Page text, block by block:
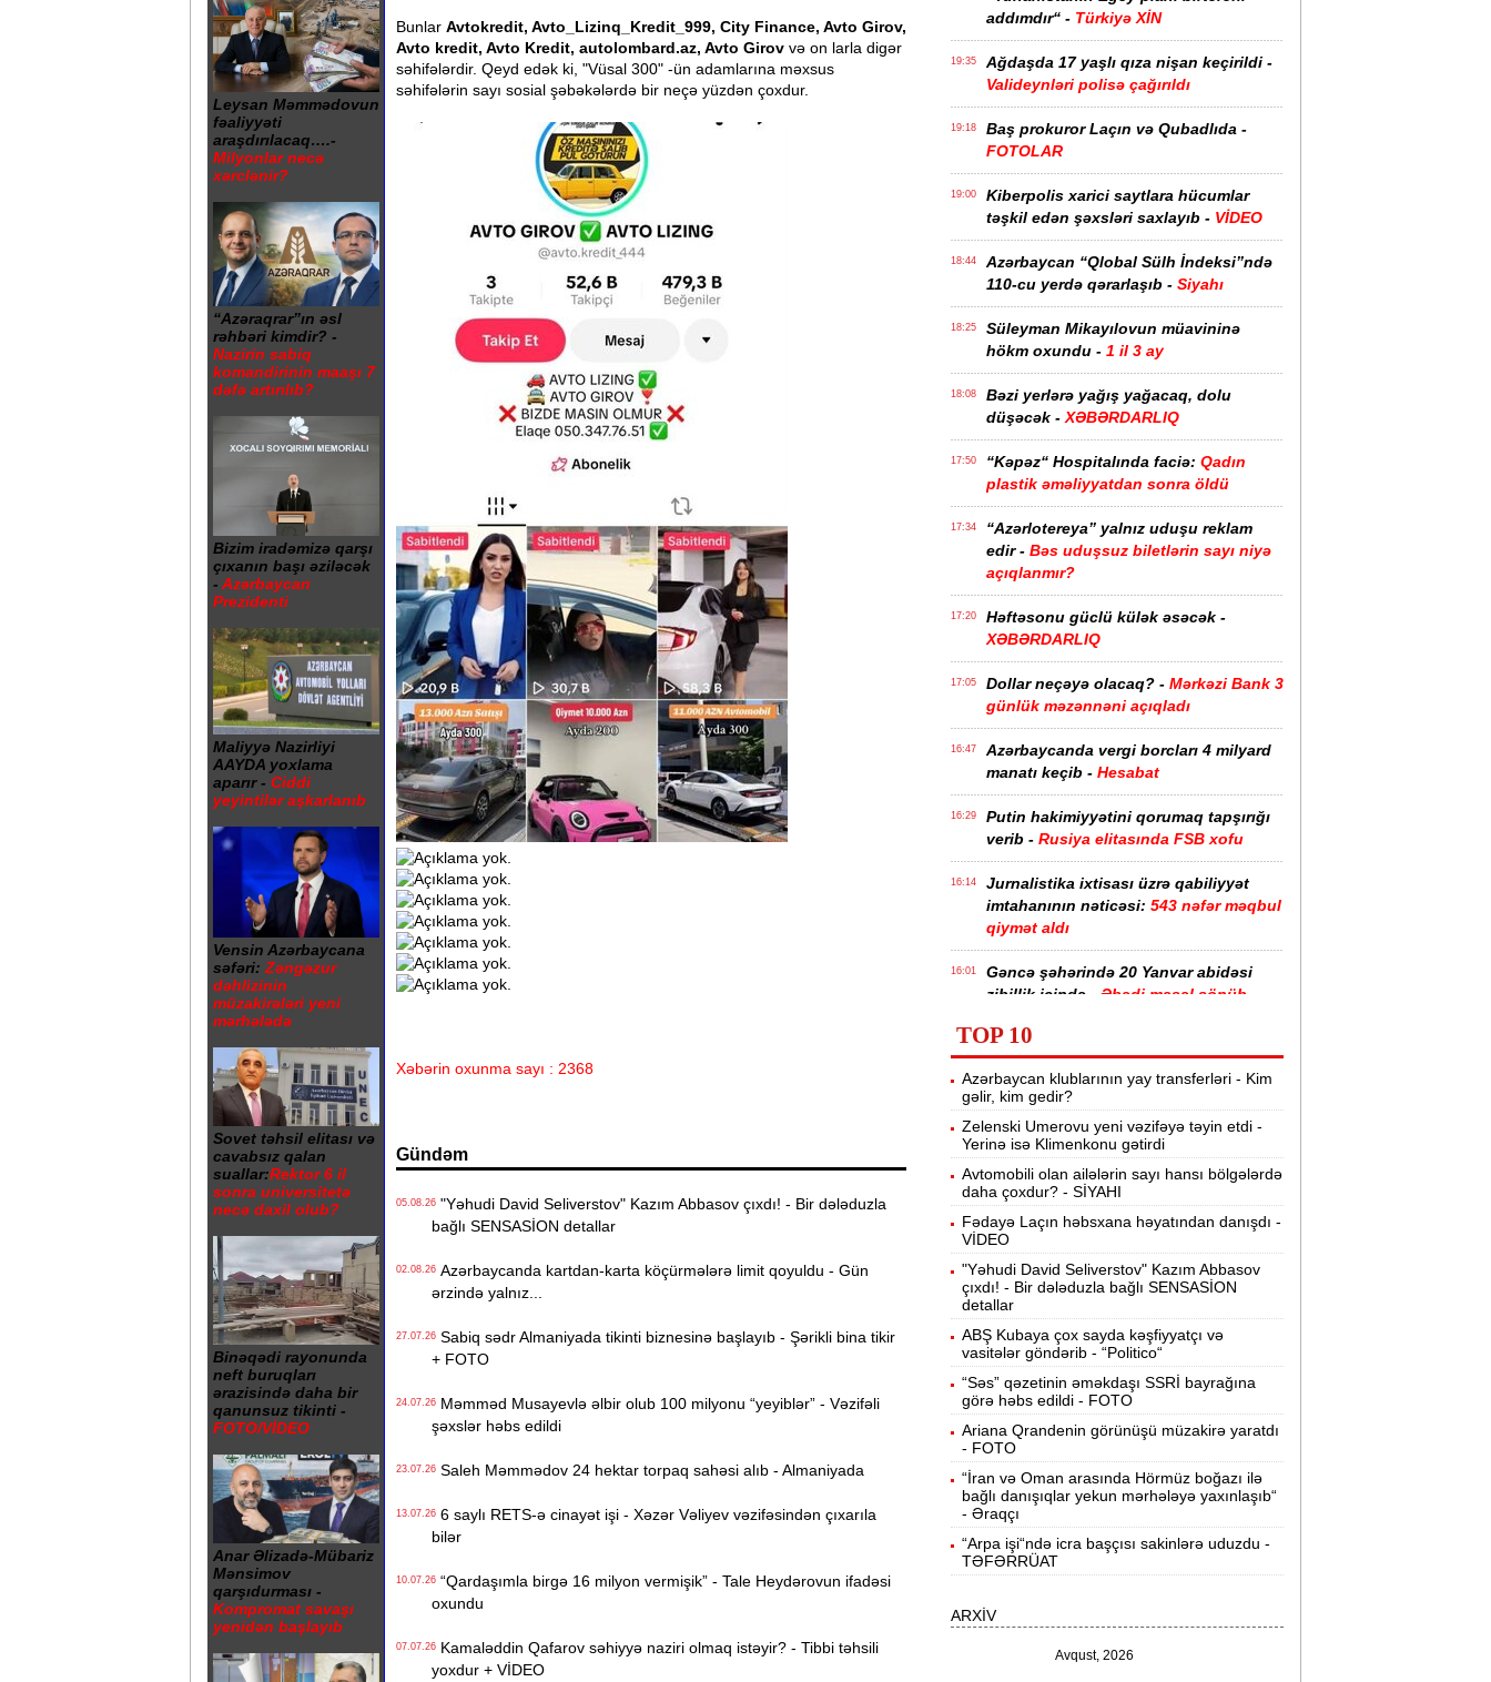
Leysan Məmmədovun
fəaliyyəti
araşdırılacaq….-
Milyonlar necə
xərclənir?
“Azəraqrar”ın əsl
rəhbəri kimdir? -
Nazirin sabiq
komandirinin maaşı 7
dəfə artırılıb?
Bizim iradəmizə qarşı
çıxanın başı əziləcək
- Azərbaycan
Prezidenti
Maliyyə Nazirliyi
AAYDA yoxlama
aparır - Ciddi
yeyintilər aşkarlanıb
Vensin Azərbaycana
səfəri: Zəngəzur
dəhlizinin
müzakirələri yeni
mərhələdə
Sovet təhsil elitası və
cavabsız qalan
suallar:Rektor 6 il
sonra universitetə
necə daxil olub?
Binəqədi rayonunda
neft buruqları
ərazisində daha bir
qanunsuz tikinti -
FOTO/VİDEO
Anar Əlizadə-Mübariz
Mənsimov
qarşıdurması -
Kompromat savaşı
yenidən başlayıb
Bunlar Avtokredit, Avto_Lizinq_Kredit_999, City Finance, Avto Girov,
Avto kredit, Avto Kredit, autolombard.az, Avto Girov və on larla digər
səhifələrdir. Qeyd edək ki, "Vüsal 300" -ün adamlarına məxsus
səhifələrin sayı sosial şəbəkələrdə bir neçə yüzdən çoxdur.
Xəbərin oxunma sayı : 2368
Gündəm
05.08.26"Yəhudi David Seliverstov" Kazım Abbasov çıxdı! - Bir dələduzla
bağlı SENSASİON detallar
02.08.26Azərbaycanda kartdan-karta köçürmələrə limit qoyuldu - Gün
ərzində yalnız...
27.07.26Sabiq sədr Almaniyada tikinti biznesinə başlayıb - Şərikli bina tikir
+ FOTO
24.07.26Məmməd Musayevlə əlbir olub 100 milyonu “yeyiblər” - Vəzifəli
şəxslər həbs edildi
23.07.26Saleh Məmmədov 24 hektar torpaq sahəsi alıb - Almaniyada
13.07.266 saylı RETS-ə cinayət işi - Xəzər Vəliyev vəzifəsindən çıxarıla
bilər
10.07.26“Qardaşımla birgə 16 milyon vermişik” - Tale Heydərovun ifadəsi
oxundu
07.07.26Kamaləddin Qafarov səhiyyə naziri olmaq istəyir? - Tibbi təhsili
yoxdur + VİDEO
addımdır“ - Türkiyə XİN
19:35
Ağdaşda 17 yaşlı qıza nişan keçirildi -
Valideynləri polisə çağırıldı
19:18
Baş prokuror Laçın və Qubadlıda -
FOTOLAR
19:00
Kiberpolis xarici saytlara hücumlar
təşkil edən şəxsləri saxlayıb - VİDEO
18:44
Azərbaycan “Qlobal Sülh İndeksi”ndə
110-cu yerdə qərarlaşıb - Siyahı
18:25
Süleyman Mikayılovun müavininə
hökm oxundu - 1 il 3 ay
18:08
Bəzi yerlərə yağış yağacaq, dolu
düşəcək - XƏBƏRDARLIQ
17:50 “Kəpəz“ Hospitalında faciə: Qadın
plastik əməliyyatdan sonra öldü
17:34
“Azərlotereya” yalnız uduşu reklam
edir - Bəs uduşsuz biletlərin sayı niyə
açıqlanmır?
17:20
Həftəsonu güclü külək əsəcək -
XƏBƏRDARLIQ
17:05 Dollar neçəyə olacaq? - Mərkəzi Bank 3
günlük məzənnəni açıqladı
16:47
Azərbaycanda vergi borcları 4 milyard
manatı keçib - Hesabat
16:29
Putin hakimiyyətini qorumaq tapşırığı
verib - Rusiya elitasında FSB xofu
16:14
Jurnalistika ixtisası üzrə qabiliyyət
imtahanının nəticəsi: 543 nəfər məqbul
qiymət aldı
16:01
Gəncə şəhərində 20 Yanvar abidəsi
zibillik içində - Əbədi məşəl sönüb
15:45
Pakistan, Səudiyyə Ərəbistanı və
Türkiyə saziş imzalayıb -Birgə müdafiə
haqqında
15:28
“Tarqovı”dakı yanğın məhdudlaşdırıldı
-VİDEOLAR
15:13
Velosipedlər Azərbaycana hansı
ölkələrdən və neçəyə gətirilib -
Pərvin Abıyeva son görünüşü diqqət
çəkdi -
14:43
Bakıda 70 min manatlıq naqil
oğurlayan şəxs tutuldu -VİDEO
14:26
Samir Şərifova yeni vəzifə verildi -
Prezident Sərəncam imzaladı
14:11 Tovuzda qadın qətlə yetirildi -Şübhəli
qardaşı oğludur
13:56 39 dərəcə isti olacaq -Sabaha olan
hava proqnozu
13:40
Prezident bu səfirlərin yerini dəyişdi -
TOP 10
Azərbaycan klublarının yay transferləri - Kim
gəlir, kim gedir?
Zelenski Umerovu yeni vəzifəyə təyin etdi -
Yerinə isə Klimenkonu gətirdi
Avtomobili olan ailələrin sayı hansı bölgələrdə
daha çoxdur? - SİYAHI
Fədayə Laçın həbsxana həyatından danışdı -
VİDEO
"Yəhudi David Seliverstov" Kazım Abbasov
çıxdı! - Bir dələduzla bağlı SENSASİON
detallar
ABŞ Kubaya çox sayda kəşfiyyatçı və
vasitələr göndərib - “Politico“
“Səs” qəzetinin əməkdaşı SSRİ bayrağına
görə həbs edildi - FOTO
Ariana Qrandenin görünüşü müzakirə yaratdı
- FOTO
“İran və Oman arasında Hörmüz boğazı ilə
bağlı danışıqlar yekun mərhələyə yaxınlaşıb“
- Əraqçı
“Arpa işi“ndə icra başçısı sakinlərə uduzdu -
TƏFƏRRÜAT
ARXİV
Avqust, 2026